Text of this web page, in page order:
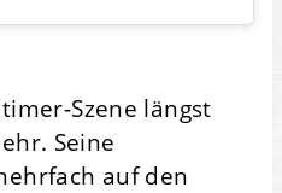
Szene längst
Seine
auf den